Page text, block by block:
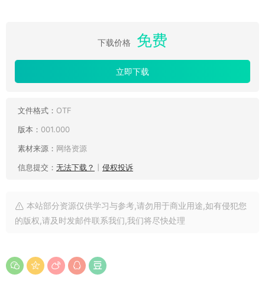
下载价格 免费
立即下载
文件格式： OTF
版本： 001.000
素材来源： 网络资源
信息提交： 无法下载？ 侵权投诉
本站部分资源仅供学习与参考,请勿用于商业用途,如有侵犯您
的版权,请及时发邮件联系我们,我们将尽快处理